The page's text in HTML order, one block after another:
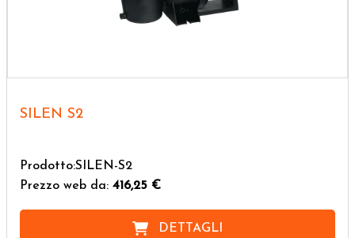
SILEN S2
Prodotto:SILEN-S2
Prezzo web da: 416,25 €
DETTAGLI